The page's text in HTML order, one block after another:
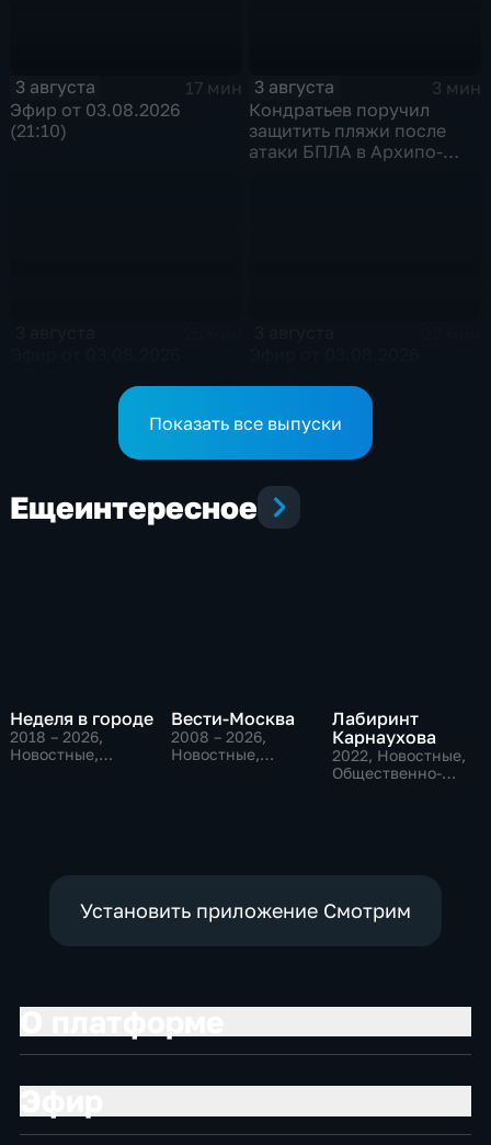
3 августа
17 мин
Эфир от 03.08.2026
(21:10)
3 августа
3 мин
Кондратьев поручил
защитить пляжи после
атаки БПЛА в Архипо-
Показать все выпуски
Ещеинтересное
Неделя в городе
2018 – 2026,
Новостные,
Вести-Москва
2008 – 2026,
Новостные,
Лабиринт
Карнаухова
2022, Новостные,
Общественно-
Установить приложение Смотрим